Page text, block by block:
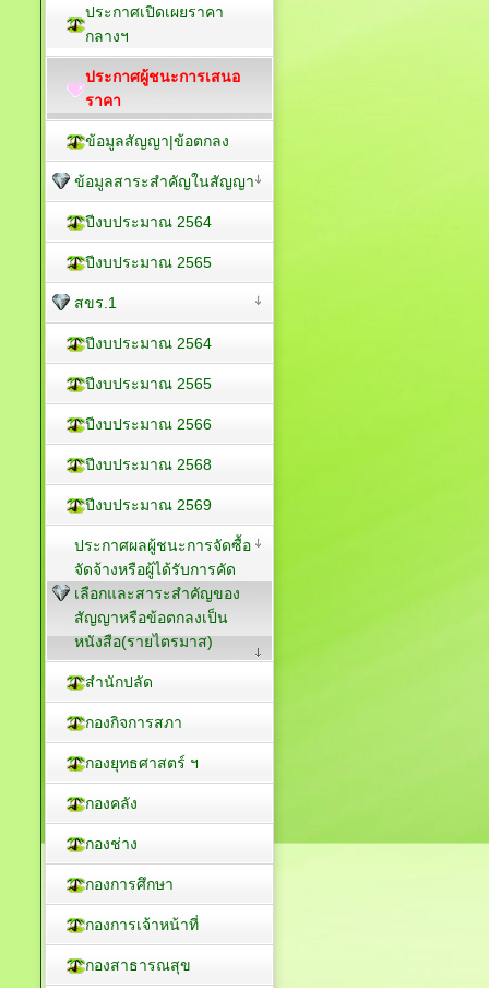
ประกาศเปิดเผยราคา
กลางฯ
ประกาศผู้ชนะการเสนอ
ราคา
ข้อมูลสัญญา|ข้อตกลง
ข้อมูลสาระสำคัญในสัญญา
ปีงบประมาณ 2564
ปีงบประมาณ 2565
สขร.1
ปีงบประมาณ 2564
ปีงบประมาณ 2565
ปีงบประมาณ 2566
ปีงบประมาณ 2568
ปีงบประมาณ 2569
ประกาศผลผู้ชนะการจัดซื้อ
จัดจ้างหรือผู้ได้รับการคัด
เลือกและสาระสำคัญของ
สัญญาหรือข้อตกลงเป็น
หนังสือ(รายไตรมาส)
สำนักปลัด
กองกิจการสภา
กองยุทธศาสตร์ ฯ
กองคลัง
กองช่าง
กองการศึกษา
กองการเจ้าหน้าที่
กองสาธารณสุข